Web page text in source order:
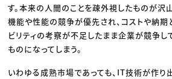
す。本来の人間のことを疎外視したものが沢
機能や性能の競争が優先され、コストや納期
ビリティの考察が不足したまま企業が競争し
ものになってしまう。
いわゆる成熟市場であっても、IT技術が作り